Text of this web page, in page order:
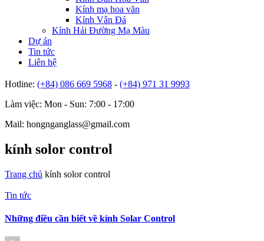
Kính mạ hoa văn
Kính Vân Đá
Kính Hải Đường Mạ Màu
Dự án
Tin tức
Liên hệ
Hotline: (+84) 086 669 5968 - (+84) 971 31 9993
Làm việc: Mon - Sun: 7:00 - 17:00
Mail: hongnganglass@gmail.com
kính solor control
Trang chủ kính solor control
Tin tức
Những điều cần biết về kính Solar Control